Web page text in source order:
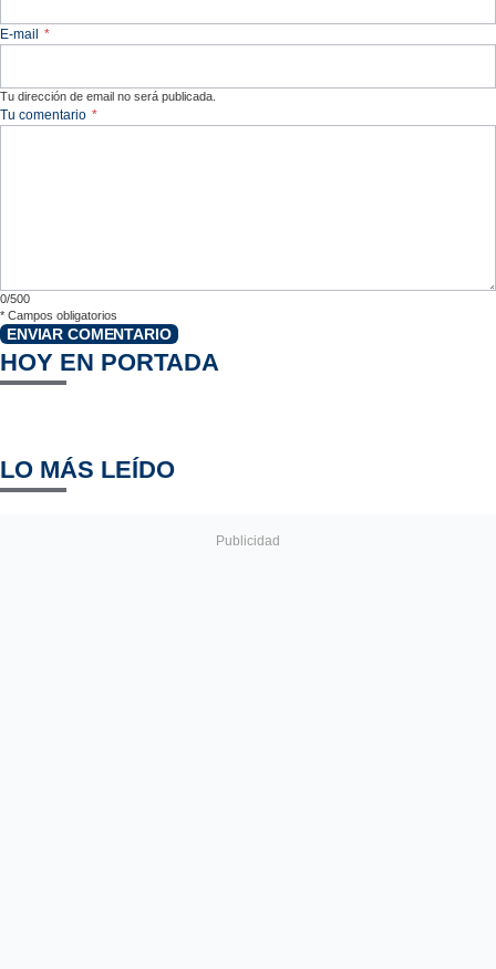
E-mail *
Tu dirección de email no será publicada.
Tu comentario *
0/500
* Campos obligatorios
ENVIAR COMENTARIO
HOY EN PORTADA
LO MÁS LEÍDO